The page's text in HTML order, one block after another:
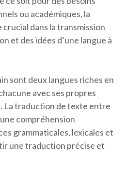
ou académiques, la
dans la transmission
et des idées d’une langue à
sont deux langues riches en
avec ses propres
La traduction de texte entre
compréhension
grammaticales, lexicales et
une traduction précise et